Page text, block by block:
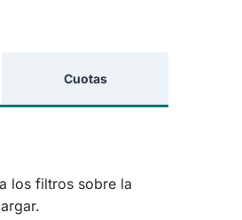
Cuotas
los filtros sobre la